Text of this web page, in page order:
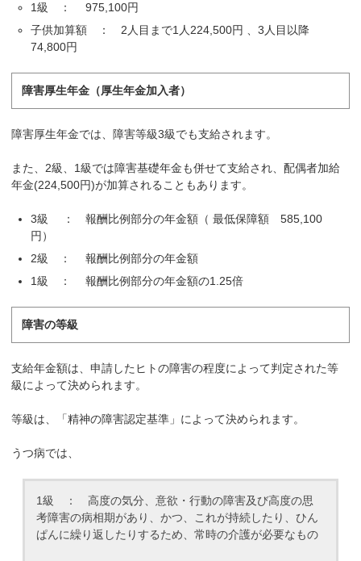
1級 ： 975,100円
子供加算額 ： 2人目まで1人224,500円 、3人目以降
74,800円
障害厚生年金（厚生年金加入者）
障害厚生年金では、障害等級3級でも支給されます。
また、2級、1級では障害基礎年金も併せて支給され、配偶者加給
年金(224,500円)が加算されることもあります。
3級 ： 報酬比例部分の年金額（ 最低保障額 585,100
円）
2級 ： 報酬比例部分の年金額
1級 ： 報酬比例部分の年金額の1.25倍
障害の等級
支給年金額は、申請したヒトの障害の程度によって判定された等
級によって決められます。
等級は、「精神の障害認定基準」によって決められます。
うつ病では、
1級 ： 高度の気分、意欲・行動の障害及び高度の思
考障害の病相期があり、かつ、これが持続したり、ひん
ぱんに繰り返したりするため、常時の介護が必要なもの